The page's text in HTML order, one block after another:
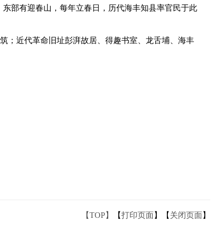
部有迎春山，每年立春日，历代海丰知县率官民于此
；近代革命旧址彭湃故居、得趣书室、龙舌埔、海丰
【TOP】 【打印页面】【 关闭页面】